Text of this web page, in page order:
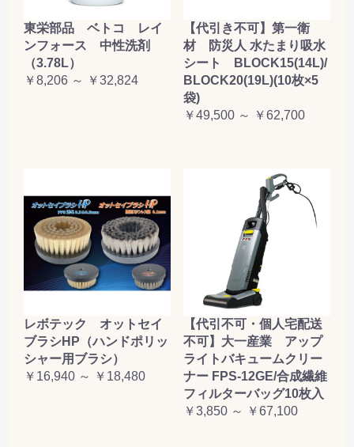
東栄部品 ベトコ レイ
ンフォース 中性洗剤
（3.78L）
￥8,206 ～ ￥32,824
【代引き不可】第一衛
材 防災人 水たまり吸水
シート BLOCK15(14L)/
BLOCK20(19L)(10枚×5
袋)
￥49,500 ～ ￥62,700
レボテック オットセイ
ブラシHP（ハンドポリッ
シャー用ブラシ）
￥16,940 ～ ￥18,480
【代引不可・個人宅配送
不可】大一産業 アップ
ライトバキュームクリー
ナー FPS-12GE/合成繊維
フィルターバッグ10枚入
￥3,850 ～ ￥67,100